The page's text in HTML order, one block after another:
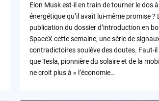
Elon Musk est-il en train de tourner le dos
énergétique qu’il avait lui-même promise ?
publication du dossier d’introduction en
SpaceX cette semaine, une série de
contradictoires soulève des doutes. Faut-
que Tesla, pionnière du solaire et de la
ne croit plus à « l’économie…